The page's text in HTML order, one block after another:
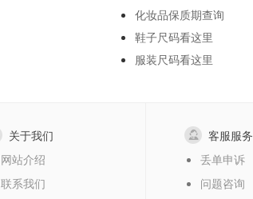
化妆品保质期查询
鞋子尺码看这里
服装尺码看这里
关于我们
网站介绍
联系我们
客服服务
丢单申诉
问题咨询